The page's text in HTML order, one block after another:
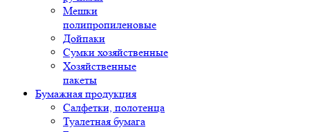
Мешки
полипропиленовые
Дойпаки
Сумки хозяйственные
Хозяйственные
пакеты
Бумажная продукция
Салфетки, полотенца
Туалетная бумага